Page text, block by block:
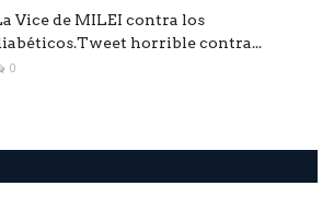
Vice de MILEI contra los
horrible contra...
0